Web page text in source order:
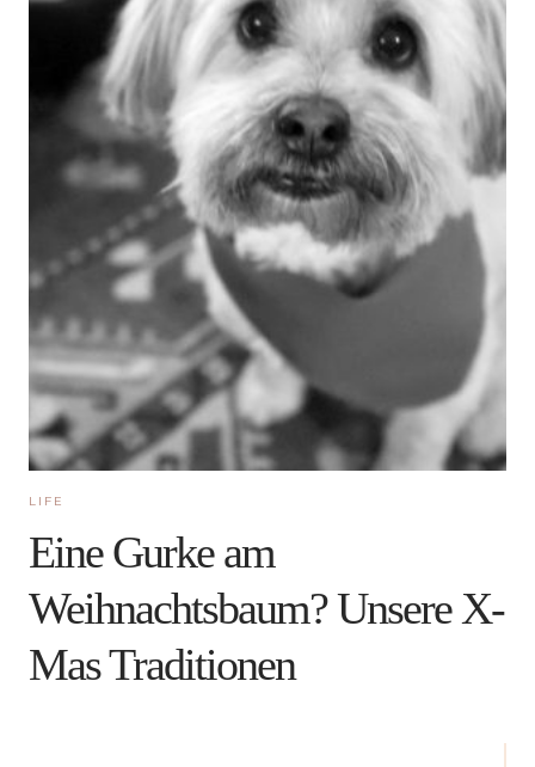
LIFE
Eine Gurke am
Weihnachtsbaum? Unsere X-
Mas Traditionen